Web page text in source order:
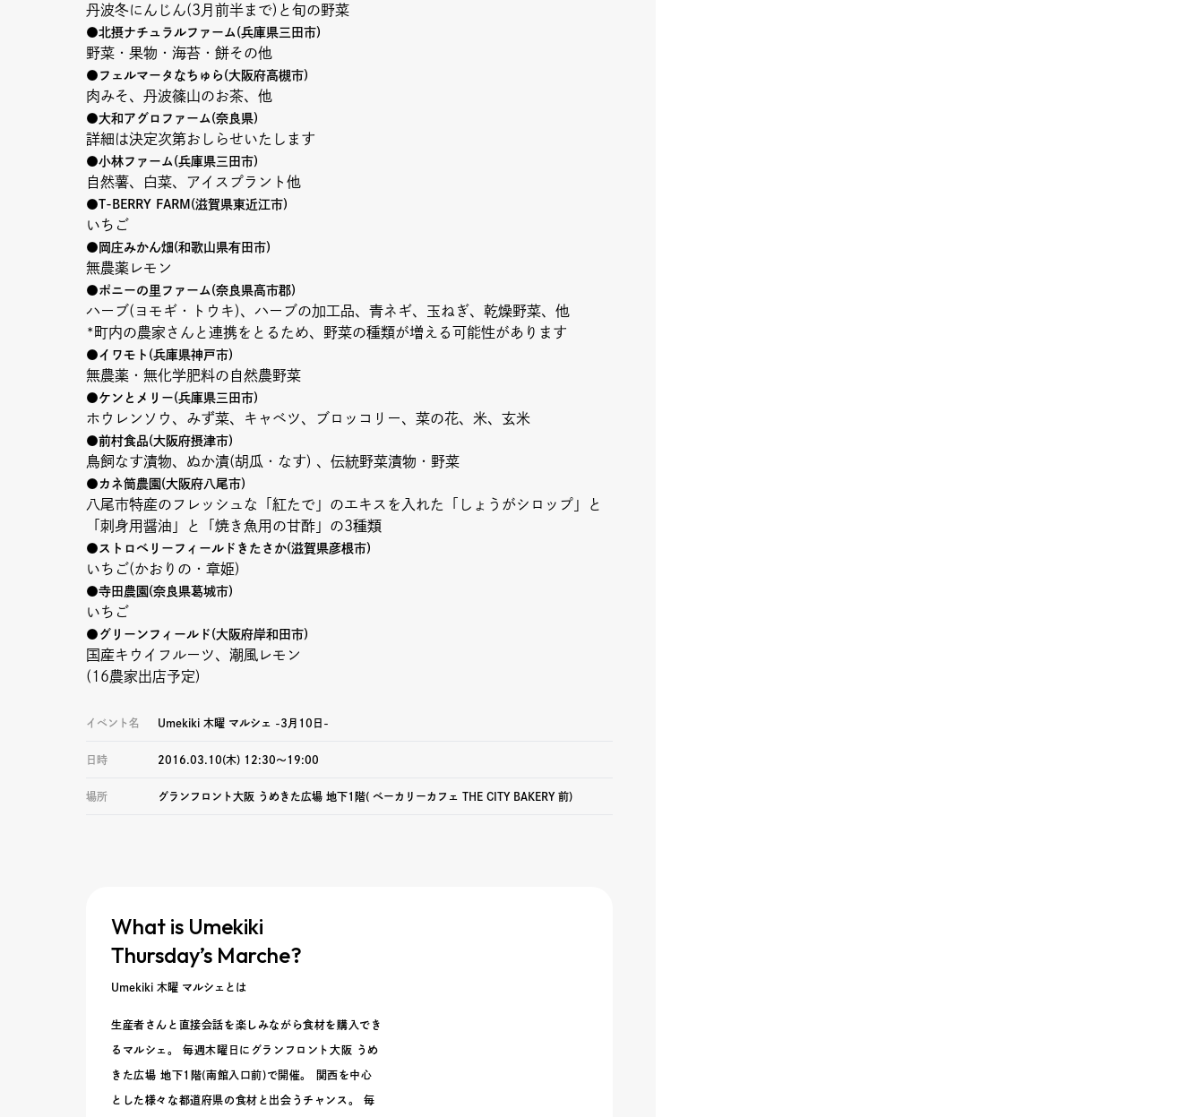
Paper 限定フェア
Copyright (C) GRAND FRONT OSAKA. All Rights Reserved
丹波冬にんじん(3月前半まで)と旬の野菜
●北摂ナチュラルファーム(兵庫県三田市)
野菜・果物・海苔・餅その他
●フェルマータなちゅら(大阪府高槻市)
肉みそ、丹波篠山のお茶、他
●大和アグロファーム(奈良県)
詳細は決定次第おしらせいたします
●小林ファーム(兵庫県三田市)
自然薯、白菜、アイスプラント他
●T-BERRY FARM(滋賀県東近江市)
いちご
●岡庄みかん畑(和歌山県有田市)
無農薬レモン
●ポニーの里ファーム(奈良県高市郡)
ハーブ(ヨモギ・トウキ)、ハーブの加工品、青ネギ、玉ねぎ、乾燥野菜、他
*町内の農家さんと連携をとるため、野菜の種類が増える可能性があります
●イワモト(兵庫県神戸市)
無農薬・無化学肥料の自然農野菜
●ケンとメリー(兵庫県三田市)
ホウレンソウ、みず菜、キャベツ、ブロッコリー、菜の花、米、玄米
●前村食品(大阪府摂津市)
鳥飼なす漬物、ぬか漬(胡瓜・なす) 、伝統野菜漬物・野菜
●カネ筒農園(大阪府八尾市)
八尾市特産のフレッシュな「紅たで」のエキスを入れた「しょうがシロップ」と
「刺身用醤油」と「焼き魚用の甘酢」の3種類
●ストロベリーフィールドきたさか(滋賀県彦根市)
いちご(かおりの・章姫)
●寺田農園(奈良県葛城市)
いちご
●グリーンフィールド(大阪府岸和田市)
国産キウイフルーツ、潮風レモン
(16農家出店予定)
イベント名 Umekiki 木曜 マルシェ -3月10日-
日時 2016.03.10(木) 12:30〜19:00
場所 グランフロント大阪 うめきた広場 地下1階( ベーカリーカフェ THE CITY BAKERY 前)
What is Umekiki
Thursday’s Marche?
Umekiki 木曜 マルシェとは
生産者さんと直接会話を楽しみながら食材を購入でき
るマルシェ。 毎週木曜日にグランフロント大阪 うめ
きた広場 地下1階(南館入口前)で開催。 関西を中心
とした様々な都道府県の食材と出会うチャンス。 毎